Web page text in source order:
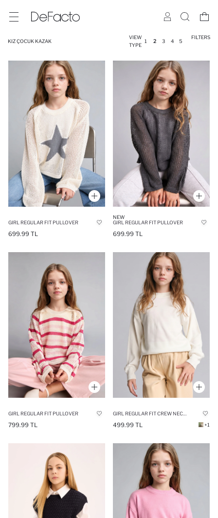
KIZ ÇOCUK KAZAK
VIEW
TYPE
1 2 3 4 5
FILTERS
GIRL REGULAR FIT PULLOVER
699.99 TL
NEW
GIRL REGULAR FIT PULLOVER
699.99 TL
GIRL REGULAR FIT PULLOVER
799.99 TL 499.99 TL +1